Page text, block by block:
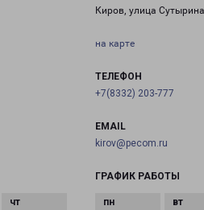
Киров, улица
на карте
ТЕЛЕФОН
+7(8332) 203-777
EMAIL
kirov@pecom.ru
ГРАФИК РАБОТЫ